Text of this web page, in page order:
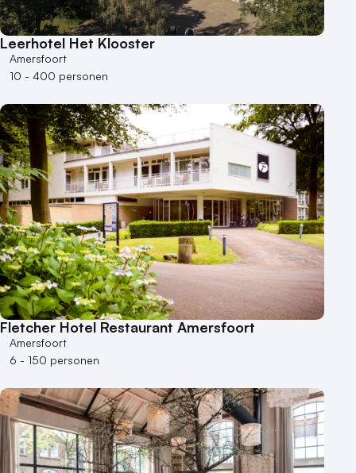
Leerhotel Het Klooster
Amersfoort
10 - 400 personen
Fletcher Hotel Restaurant Amersfoort
Amersfoort
6 - 150 personen